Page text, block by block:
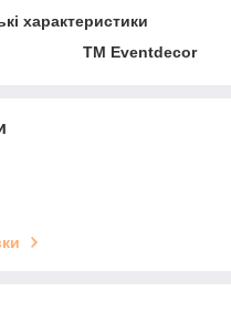
характеристики
ТМ Еventdecor